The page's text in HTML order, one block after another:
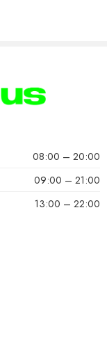
08:00 – 20:00
09:00 – 21:00
13:00 – 22:00